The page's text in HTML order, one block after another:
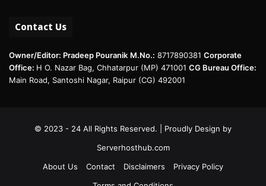
Contact Us
Owner/Editor: Pradeep Pouranik M.No.: 8717890381 Corporate
Office: H O. Nazar Bag, Chhatarpur (MP) 471001 CG Bureau Office:
Main Road, Santoshi Nagar, Raipur (CG) 492001
© 2023 - 24 All Rights Reserved. | Proudly Design by
Serverhosthub.com
About Us
Contact Disclaimers
Privacy Policy